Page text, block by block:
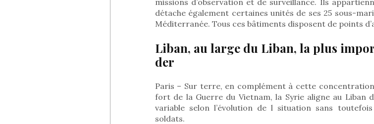
détache également certaines unités de ses 25 sous-
Méditerranée. Tous ces bâtiments disposent de points
Liban, au large du Liban, la plus
der
Paris – Sur terre, en complément à cette
fort de la Guerre du Vietnam, la Syrie aligne au Liban
variable selon l’évolution de l situation sans
soldats.